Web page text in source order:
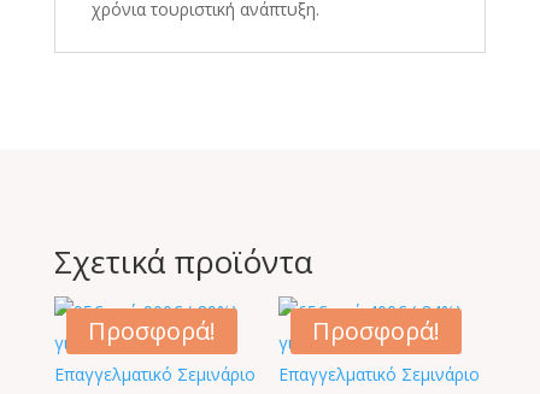
χρόνια τουριστική ανάπτυξη.
Σχετικά προϊόντα
Προσφορά! Προσφορά!